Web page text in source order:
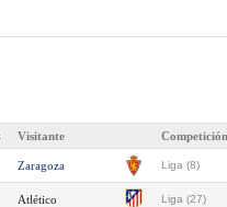
Visitante Competición
Zaragoza Liga (8)
Atlético Liga (27)